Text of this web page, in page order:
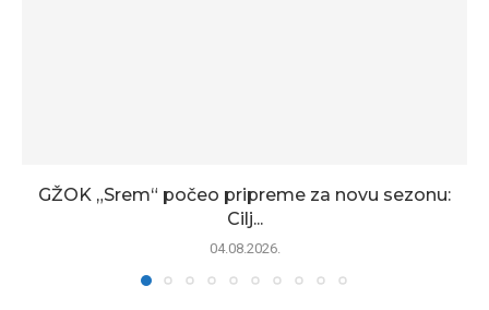
GŽOK „Srem“ počeo pripreme za novu sezonu:
Cilj...
04.08.2026.